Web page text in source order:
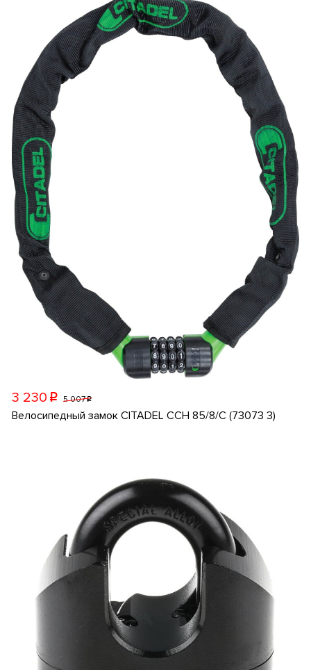
3 230 p 5 007p
Велосипедный замок CITADEL CCH 85/8/C (73073 3)